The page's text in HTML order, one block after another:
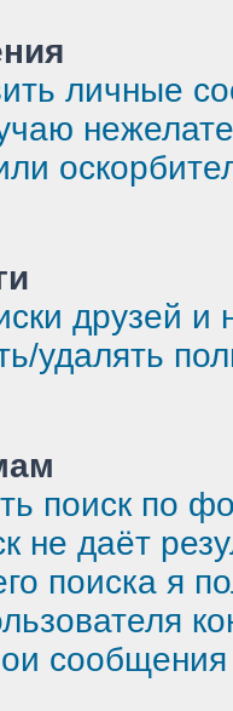
личные
друзей и
удалять
поиск по
не даёт
поиска я